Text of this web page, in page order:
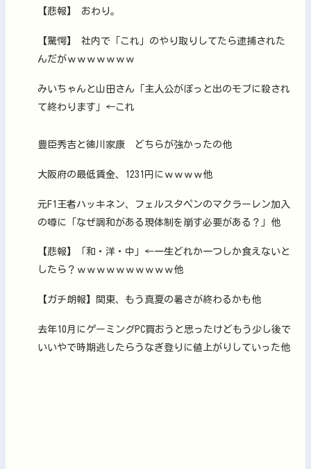
【悲報】 おわり。
【驚愕】 社内で「これ」のやり取りしてたら逮捕された
んだがｗｗｗｗｗｗｗ
みいちゃんと山田さん「主人公がぽっと出のモブに殺され
て終わります」←これ
豊臣秀吉と徳川家康 どちらが強かったの他
大阪府の最低賃金、1231円にｗｗｗｗ他
元F1王者ハッキネン、フェルスタペンのマクラーレン加入
の噂に「なぜ調和がある現体制を崩す必要がある？」他
【悲報】「和・洋・中」←一生どれか一つしか食えないと
したら？ｗｗｗｗｗｗｗｗｗｗ他
【ガチ朗報】関東、もう真夏の暑さが終わるかも他
去年10月にゲーミングPC買おうと思ったけどもう少し後で
いいやで時期逃したらうなぎ登りに値上がりしていった他